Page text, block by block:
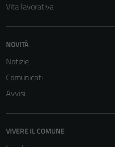
Vita lavorativa
NOVITÀ
Notizie
Comunicati
Avvisi
VIVERE IL COMUNE